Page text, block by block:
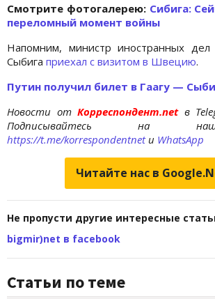
Cмотрите фотогалерею: Сибига:
переломный момент войны
Напомним, министр иностранных
Сыбига приехал с визитом в Швецию.
Путин получил билет в Гаагу —
Новости отКорреспондент.net в
Подписывайтесь на
https://t.me/korrespondentnetи WhatsApp
Читайте нас в
Не пропусти другие интересные
bigmir)net в facebook
Статьи по теме